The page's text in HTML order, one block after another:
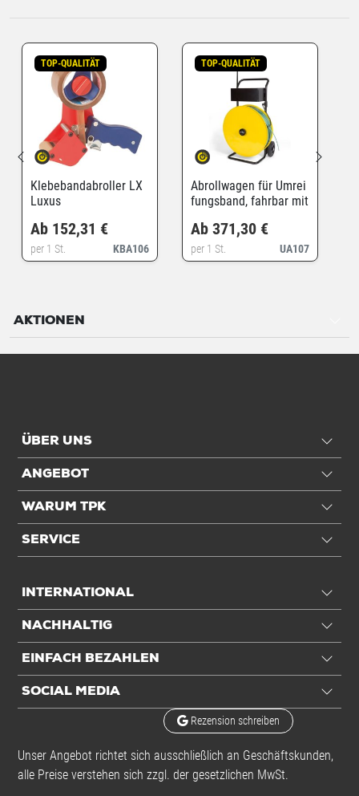
TOP-QUALITÄT
Klebebandabroller LX
Luxus
KBA106
Ab 152,31 €
per 1 St.
TOP-QUALITÄT
Abrollwagen für Umrei
fungsband, fahrbar mit
UA107
Ab 371,30 €
per 1 St.
AKTIONEN
ÜBER UNS
ANGEBOT
WARUM TPK
SERVICE
INTERNATIONAL
NACHHALTIG
EINFACH BEZAHLEN
SOCIAL MEDIA
Rezension schreiben
Unser Angebot richtet sich ausschließlich an Geschäftskunden,
alle Preise verstehen sich zzgl. der gesetzlichen MwSt.